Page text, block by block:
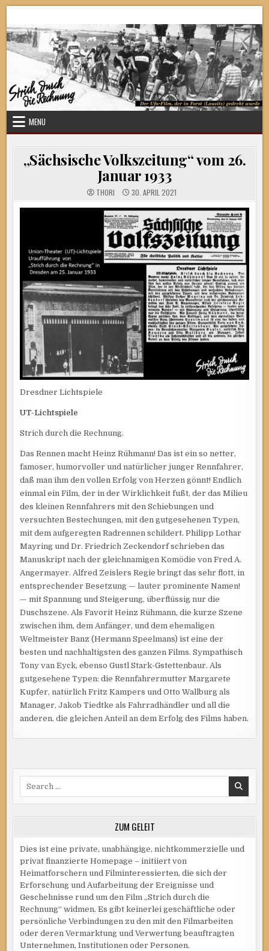
content
Strich durch die Rechnung
MENU
„Sächsische Volkszeitung“ vom 26.
Januar 1933
THORI 30. APRIL 2021
Dresdner Lichtspiele
UT-Lichtspiele
Strich durch die Rechnung.
Das Rennen macht Heinz Rühmann! Das ist ein so netter,
famoser, humorvoller und natürlicher junger Rennfahrer,
daß man ihm den vollen Erfolg von Herzen gönnt! Endlich
einmal ein Film, der in der Wirklichkeit fußt, der das Milieu
des kleinen Rennfahrers mit den Schiebungen und
versuchten Bestechungen, mit den gutgesehenen Typen,
mit dem aufgeregten Radrennen schildert. Philipp Lothar
Mayring und Dr. Friedrich Zeckendorf schrieben das
Manuskript nach der gleichnamigen Komödie von Fred A.
Angermayer. Alfred Zeislers Regie bringt das sehr flott, in
entsprechender Besetzung — lauter prominente Namen!
— mit Spannung und Steigerung, überflüssig nur die
Duschszene. Als Favorit Heinz Rühmann, die kurze Szene
zwischen ihm, dem Anfänger, und dem ehemaligen
Weltmeister Banz (Hermann Speelmans) ist eine der
besten und nachhaltigsten des ganzen Films. Sympathisch
Tony van Eyck, ebenso Gustl Stark-Gstettenbaur. Als
gutgesehene Typen: die Rennfahrermutter Margarete
Kupfer, natürlich Fritz Kampers und Otto Wallburg als
Manager, Jakob Tiedtke als Fahrradhändler und all die
anderen, die gleichen Anteil an dem Erfolg des Films haben.
ZUM GELEIT
Dies ist eine private, unabhängige, nichtkommerzielle und
privat finanzierte Homepage – initiiert von
Heimatforschern und Filminteressierten, die sich der
Erforschung und Aufarbeitung der Ereignisse und
Geschehnisse rund um den Film „Strich durch die
Rechnung“ widmen. Es gibt keinerlei geschäftliche oder
persönliche Verbindungen zu den mit den Filmarbeiten
oder deren Vermarktung und Verwertung beauftragten
Unternehmen, Institutionen oder Personen.